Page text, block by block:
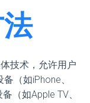
技术，允许用户
（如iPhone、
（如Apple TV、